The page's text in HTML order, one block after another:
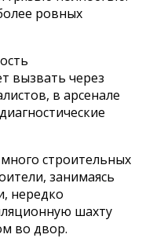
ровных
вызвать через
в арсенале
строительных
занимаясь
нередко
шахту
во двор.